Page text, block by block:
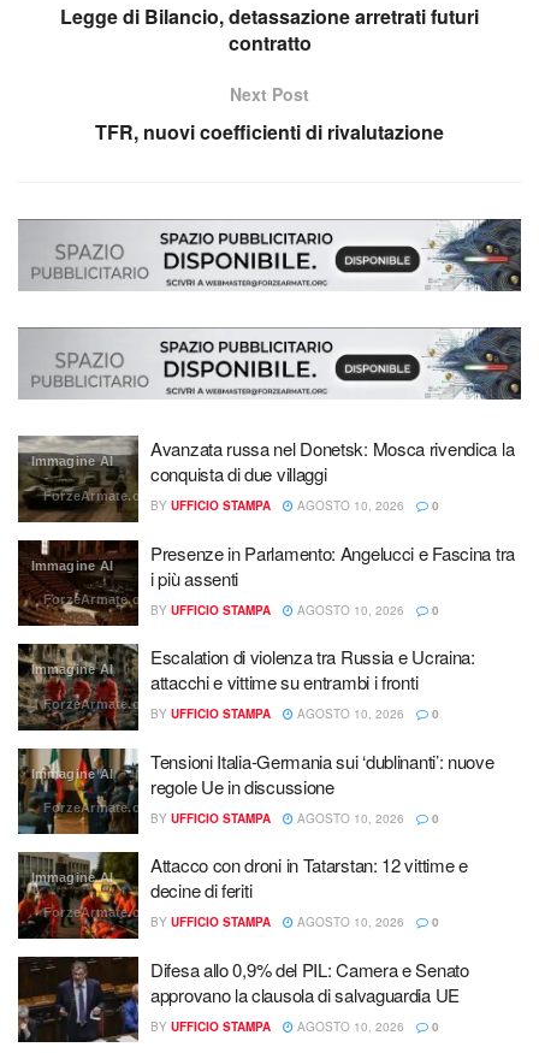
Legge di Bilancio, detassazione arretrati futuri
contratto
Next Post
TFR, nuovi coefficienti di rivalutazione
Immagine AI
ForzeArmate.org
Avanzata russa nel Donetsk: Mosca rivendica la
conquista di due villaggi
BY UFFICIO STAMPA AGOSTO 10, 2026 0
Immagine AI
ForzeArmate.org
Presenze in Parlamento: Angelucci e Fascina tra
i più assenti
BY UFFICIO STAMPA AGOSTO 10, 2026 0
Immagine AI
ForzeArmate.org
Escalation di violenza tra Russia e Ucraina:
attacchi e vittime su entrambi i fronti
BY UFFICIO STAMPA AGOSTO 10, 2026 0
Immagine AI
ForzeArmate.org
Tensioni Italia-Germania sui ‘dublinanti’: nuove
regole Ue in discussione
BY UFFICIO STAMPA AGOSTO 10, 2026 0
Immagine AI
ForzeArmate.org
Attacco con droni in Tatarstan: 12 vittime e
decine di feriti
BY UFFICIO STAMPA AGOSTO 10, 2026 0
Difesa allo 0,9% del PIL: Camera e Senato
approvano la clausola di salvaguardia UE
BY UFFICIO STAMPA AGOSTO 10, 2026 0